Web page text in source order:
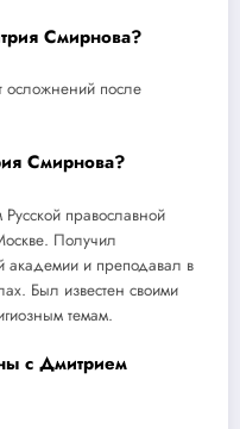
Смирнова?
после
Смирнова?
православной
Получил
академии и преподавал в
Был известен своими
темам.
с Дмитрием